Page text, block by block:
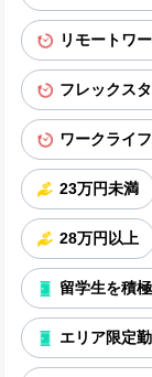
リモートワ
フレックス
ワークライ
23万円未満
28万円以上
留学生を積
エリア限定